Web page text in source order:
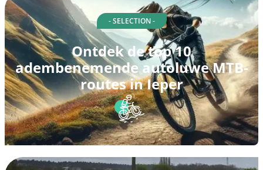
- SELECTION -
Ontdek de top 10
adembenemende autoluwe MTB-
routes in Ieper